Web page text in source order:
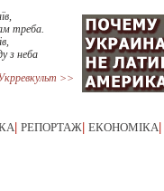
треба.
з неба
>>
РЕПОРТАЖ ЕКОНОМІКА